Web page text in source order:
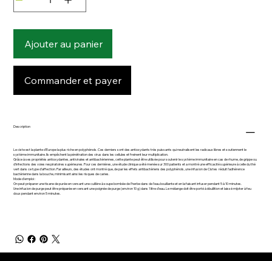
Ajouter au panier
Commander et payer
Description
Le ciste est la plante d’Europe la plus riche en polyphénols. Ces derniers sont des antioxydants très puissants qui neutralisent les radicaux libres et soutiennent le
système immunitaire. Ils empêchent la pénétration des virus dans les cellules et freinent leur multiplication.
Grâce à ses propriétés antioxydantes, antivirales et antibactériennes, cette plante peut être utilisée pour soutenir le système immunitaire en cas de rhume, de grippe ou
d’infections des voies respiratoires supérieures. Pour ces dernières, une étude clinique a été menée sur 300 patients et a montré une efficacité supérieure à celle du thé
vert dans ce type d’affection. Par ailleurs, des études ont montré que, de par les effets antibactériens des polyphénols, une infusion de Cistes réduit l’adhérence
bactérienne dans la bouche, minimisant ainsi les risques de caries.
Mode d’emploi :
On peut préparer une tisane de purée en versant une cuillère à soupe bombée de l’herbe dans de l’eau bouillante et en la faisant infuser pendant 5 à 10 minutes.
Une infusion de purge peut être préparée en versant une poignée de purge (environ 10 g) dans 1 litre d’eau. Le mélange doit être porté à ébullition et laissé mijoter à feu
doux pendant environ 5 minutes.